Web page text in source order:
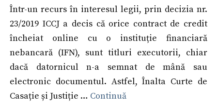
Într-un recurs în interesul legii, prin decizia nr.
23/2019 ICCJ a decis că orice contract de credit
încheiat online cu o instituție financiară
nebancară (IFN), sunt titluri executorii, chiar
dacă datornicul n-a semnat de mână sau
electronic documentul. Astfel, Înalta Curte de
Casație și Justiție … Continuă